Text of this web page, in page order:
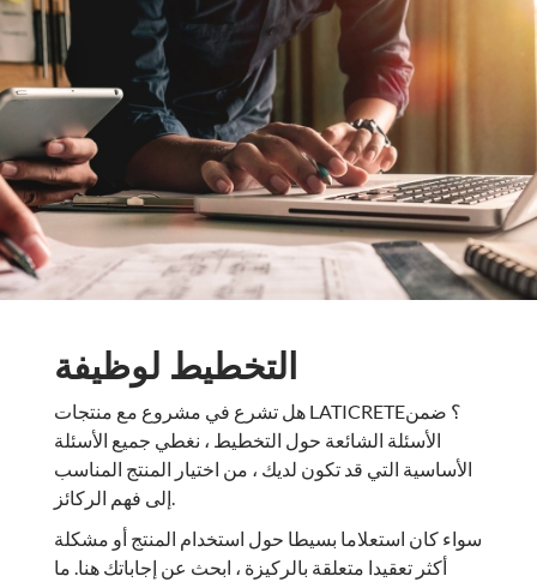
التخطيط لوظيفة
هل تشرع في مشروع مع منتجات LATICRETE؟ ضمن
الأسئلة الشائعة حول التخطيط ، نغطي جميع الأسئلة
الأساسية التي قد تكون لديك ، من اختيار المنتج المناسب
إلى فهم الركائز.
سواء كان استعلاما بسيطا حول استخدام المنتج أو مشكلة
أكثر تعقيدا متعلقة بالركيزة ، ابحث عن إجاباتك هنا. ما